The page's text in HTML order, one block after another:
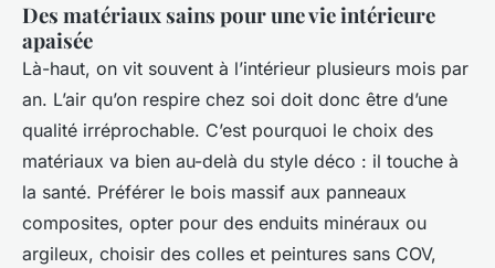
Des matériaux sains pour une vie intérieure
apaisée
Là-haut, on vit souvent à l’intérieur plusieurs mois par
an. L’air qu’on respire chez soi doit donc être d’une
qualité irréprochable. C’est pourquoi le choix des
matériaux va bien au-delà du style déco : il touche à
la santé. Préférer le bois massif aux panneaux
composites, opter pour des enduits minéraux ou
argileux, choisir des colles et peintures sans COV,